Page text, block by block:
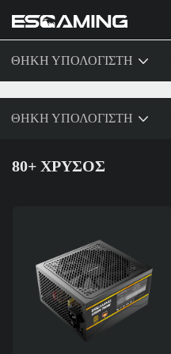
ΘΗΚΗ ΥΠΟΛΟΓΙΣΤΗ
ΘΗΚΗ ΥΠΟΛΟΓΙΣΤΗ
80+ ΧΡΥΣΟΣ